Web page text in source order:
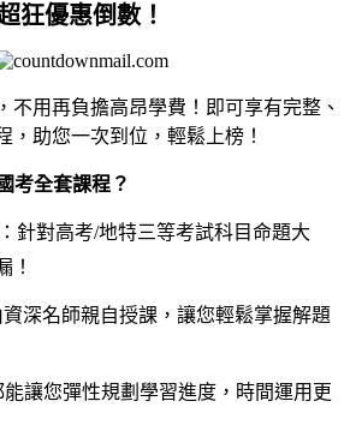
狂優惠倒數！
不用再負擔高昂學費！即可享有完整、
，助您一次到位，輕鬆上榜！
考全套課程？
針對高考/地特三等考試科目命題大
！
深名師親自授課，讓您輕鬆掌握解題
讓您彈性規劃學習進度，時間運用更